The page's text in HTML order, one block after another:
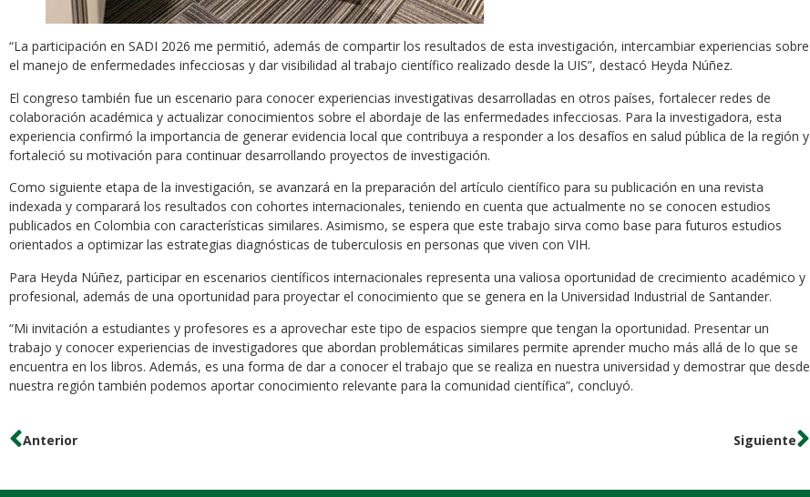
“La participación en SADI 2026 me permitió, además de compartir los resultados de esta investigación, intercambiar experiencias sobre
el manejo de enfermedades infecciosas y dar visibilidad al trabajo científico realizado desde la UIS”, destacó Heyda Núñez.
El congreso también fue un escenario para conocer experiencias investigativas desarrolladas en otros países, fortalecer redes de
colaboración académica y actualizar conocimientos sobre el abordaje de las enfermedades infecciosas. Para la investigadora, esta
experiencia confirmó la importancia de generar evidencia local que contribuya a responder a los desafíos en salud pública de la región y
fortaleció su motivación para continuar desarrollando proyectos de investigación.
Como siguiente etapa de la investigación, se avanzará en la preparación del artículo científico para su publicación en una revista
indexada y comparará los resultados con cohortes internacionales, teniendo en cuenta que actualmente no se conocen estudios
publicados en Colombia con características similares. Asimismo, se espera que este trabajo sirva como base para futuros estudios
orientados a optimizar las estrategias diagnósticas de tuberculosis en personas que viven con VIH.
Para Heyda Núñez, participar en escenarios científicos internacionales representa una valiosa oportunidad de crecimiento académico y
profesional, además de una oportunidad para proyectar el conocimiento que se genera en la Universidad Industrial de Santander.
“Mi invitación a estudiantes y profesores es a aprovechar este tipo de espacios siempre que tengan la oportunidad. Presentar un
trabajo y conocer experiencias de investigadores que abordan problemáticas similares permite aprender mucho más allá de lo que se
encuentra en los libros. Además, es una forma de dar a conocer el trabajo que se realiza en nuestra universidad y demostrar que desde
nuestra región también podemos aportar conocimiento relevante para la comunidad científica”, concluyó.
Anterior Siguiente